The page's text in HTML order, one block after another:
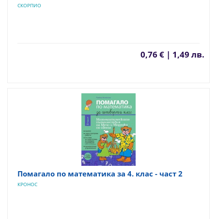
СКОРПИО
0,76 € | 1,49 лв.
Помагало по математика за 4. клас - част 2
КРОНОС